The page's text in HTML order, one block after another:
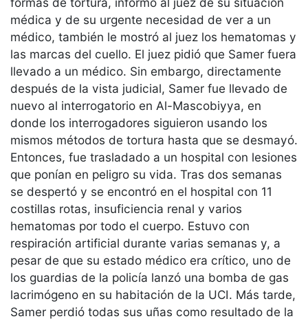
médica y de su urgente necesidad de ver a un
médico, también le mostró al juez los hematomas y
las marcas del cuello. El juez pidió que Samer fuera
llevado a un médico. Sin embargo, directamente
después de la vista judicial, Samer fue llevado de
nuevo al interrogatorio en Al-Mascobiyya, en
donde los interrogadores siguieron usando los
mismos métodos de tortura hasta que se desmayó.
Entonces, fue trasladado a un hospital con lesiones
que ponían en peligro su vida. Tras dos semanas
se despertó y se encontró en el hospital con 11
costillas rotas, insuficiencia renal y varios
hematomas por todo el cuerpo. Estuvo con
respiración artificial durante varias semanas y, a
pesar de que su estado médico era crítico, uno de
los guardias de la policía lanzó una bomba de gas
lacrimógeno en su habitación de la UCI. Más tarde,
Samer perdió todas sus uñas como resultado de la